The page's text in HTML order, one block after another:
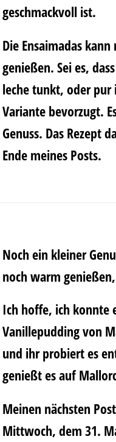
geschmackvoll ist.
Die Ensaimadas
genießen. Sei es,
leche tunkt, oder
Variante bevorzugt.
Genuss. Das Rezept
Ende meines Posts.
Noch ein kleiner
noch warm
Ich hoffe, ich konnte
Vanillepudding von
und ihr probiert es
genießt es auf
Meinen nächsten
Mittwoch, dem 31.